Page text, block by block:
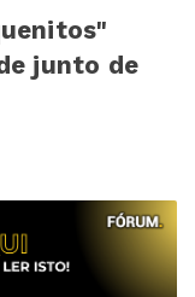
junto de